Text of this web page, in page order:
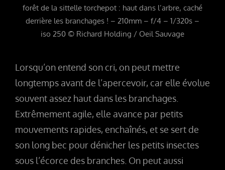
forêt de la sittelle torchepot : haut dans l’arbre, caché
derrière les branchages ! – 210mm – f/4 – 1/320s –
iso 250 © Richard Holding / Oeil Sauvage
Lorsqu’on entend son cri, on peut mettre
longtemps avant de l’apercevoir, car elle évolue
souvent assez haut dans les branchages.
Extrêmement agile, elle avance par petits
mouvements rapides, enchaînés, et se sert de
son long bec pour dénicher les petits insectes
sous l’écorce des branches. On peut aussi